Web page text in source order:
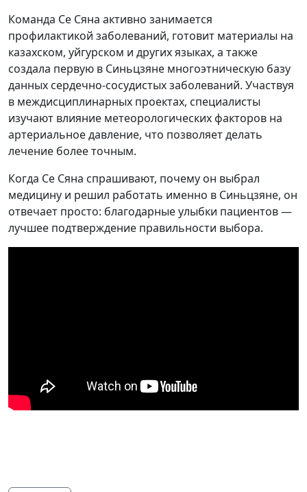
Команда Се Сяна активно занимается
профилактикой заболеваний, готовит материалы на
казахском, уйгурском и других языках, а также
создала первую в Синьцзяне многоэтническую базу
данных сердечно-сосудистых заболеваний. Участвуя
в междисциплинарных проектах, специалисты
изучают влияние метеорологических факторов на
артериальное давление, что позволяет делать
лечение более точным.
Когда Се Сяна спрашивают, почему он выбрал
медицину и решил работать именно в Синьцзяне, он
отвечает просто: благодарные улыбки пациентов —
лучшее подтверждение правильности выбора.